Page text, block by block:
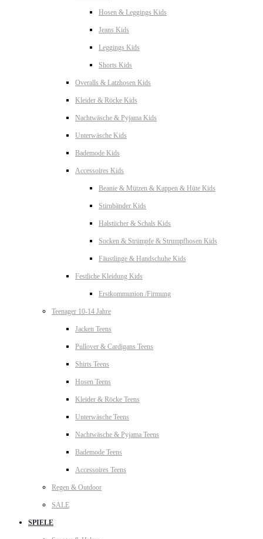
Hosen & Leggings Kids
Jeans Kids
Leggings Kids
Shorts Kids
Overalls & Latzhosen Kids
Kleider & Röcke Kids
Nachtwäsche & Pyjama Kids
Unterwäsche Kids
Bademode Kids
Accessoires Kids
Beanie & Mützen & Kappen & Hüte Kids
Stirnbänder Kids
Halstücher & Schals Kids
Socken & Strümpfe & Strumpfhosen Kids
Fäustlinge & Handschuhe Kids
Festliche Kleidung Kids
Erstkommunion /Firmung
Teenager 10-14 Jahre
Jacken Teens
Pullover & Cardigans Teens
Shirts Teens
Hosen Teens
Kleider & Röcke Teens
Unterwäsche Teens
Nachtwäsche & Pyjama Teens
Bademode Teens
Accessoires Teens
Regen & Outdoor
SALE
SPIELE